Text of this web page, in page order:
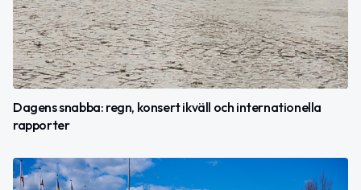
Dagens snabba: regn, konsert ikväll och internationella
rapporter